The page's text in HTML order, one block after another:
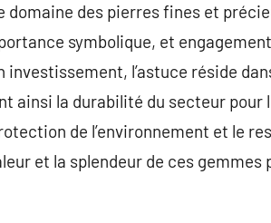
domaine des pierres fines et
symbolique, et
investissement, l’astuce réside
ainsi la durabilité du secteur
de l’environnement et le
et la splendeur de ces